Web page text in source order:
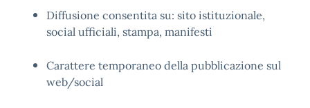
Diffusione consentita su: sito istituzionale,
social ufficiali, stampa, manifesti
Carattere temporaneo della pubblicazione sul
web/social